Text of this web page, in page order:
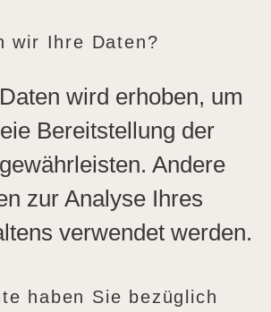
wir Ihre Daten?
wird erhoben, um
Bereitstellung der
Andere
zur Analyse Ihres
verwendet werden.
haben Sie bezüglich